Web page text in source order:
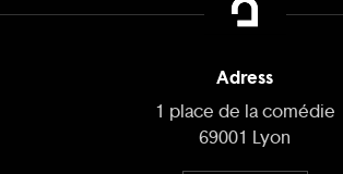
Adress
1 place de la comédie
69001 Lyon